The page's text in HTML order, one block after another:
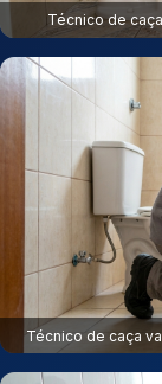
Técnico de
Técnico de caça